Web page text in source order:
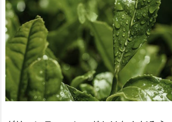
グ
リ
ー
ン
テ
ィ
ー